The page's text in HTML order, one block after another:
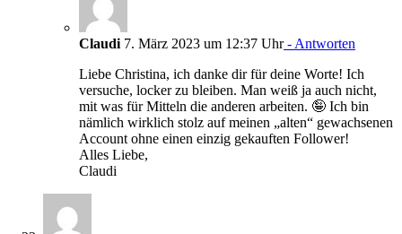
Claudi 7. März 2023 um 12:37 Uhr- Antworten
Liebe Christina, ich danke dir für deine Worte! Ich
versuche, locker zu bleiben. Man weiß ja auch nicht,
mit was für Mitteln die anderen arbeiten. 🤪 Ich bin
nämlich wirklich stolz auf meinen „alten“ gewachsenen
Account ohne einen einzig gekauften Follower!
Alles Liebe,
Claudi